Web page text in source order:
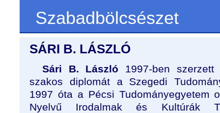
Szabadbölcsészet
SÁRI B. LÁSZLÓ
Sári B. László 1997-ben
szakos diplomát a Szegedi
1997 óta a Pécsi Tudományegyetem
Nyelvű Irodalmak és Kultúrák